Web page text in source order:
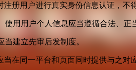
注册用户进行真实身份信息认证，
使用用户个人信息应当遵循合法、
当建立先审后发制度。
当在同一平台和页面同时提供与之对